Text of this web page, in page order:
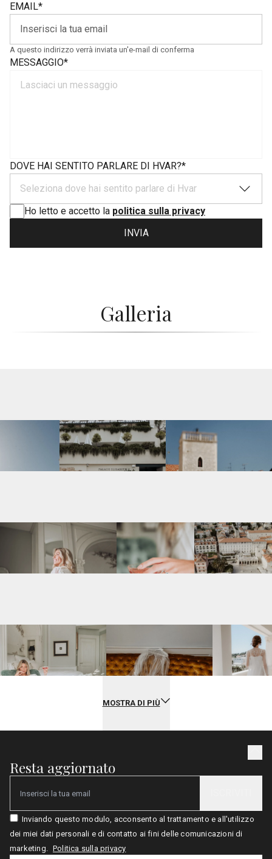
EMAIL*
A questo indirizzo verrà inviata un'e-mail di conferma
MESSAGGIO*
DOVE HAI SENTITO PARLARE DI HVAR?*
Seleziona dove hai sentito parlare di Hvar
Ho letto e accetto la politica sulla privacy
INVIA
Galleria
MOSTRA DI PIÙ
Resta aggiornato
Email
Inviando questo modulo, acconsento al trattamento e all'utilizzo
dei miei dati personali e di contatto ai fini delle comunicazioni di
marketing. Politica sulla privacy